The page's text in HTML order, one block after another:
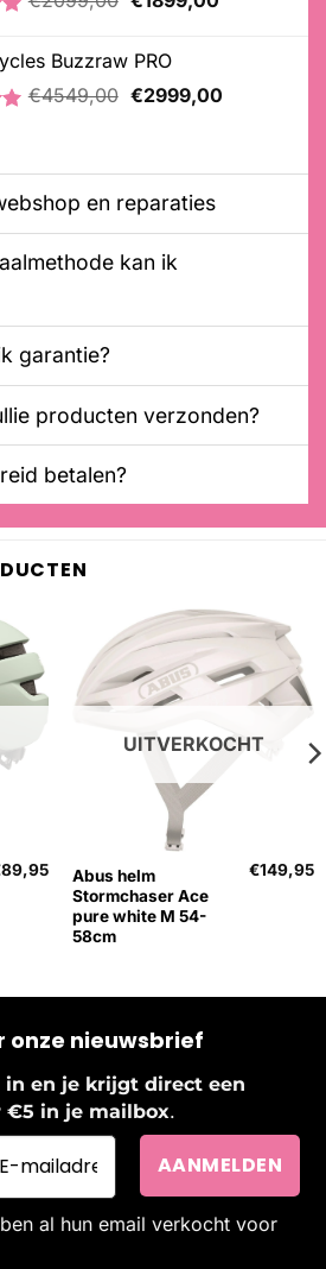
€2099,00.
Buzzraw PRO
€4549,00 Oorspronkelijke
€2999,00Huidige
en reparaties
kan ik
garantie?
producten verzonden?
betalen?
89,95
UITVERKOCHT
Abus helm
Stormchaser Ace
pure white M 54-
58cm
€149,95
onze nieuwsbrief
in en je krijgt direct een
€5 in je mailbox.
al hun email verkocht voor